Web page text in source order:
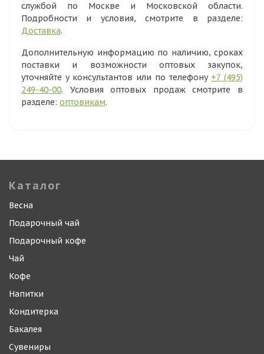
службой по Москве и Московской области.
Подробности и условия, смотрите в разделе:
Доставка.
Дополнительную информацию по наличию, сроках
поставки и возможности оптовых закупок,
уточняйте у консультантов или по телефону +7 (495)
249-40-00. Условия оптовых продаж смотрите в
разделе: оптовикам.
Каталог
Весна
Подарочный чай
Подарочный кофе
Чай
Кофе
Напитки
Кондитерка
Бакалея
Сувениры